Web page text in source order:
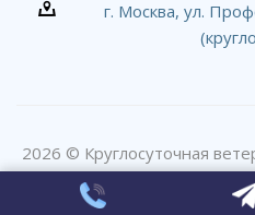
г. Москва, ул.
2026 © Круглосуточная